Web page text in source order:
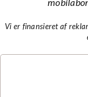
Vi er finansieret af